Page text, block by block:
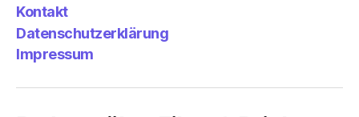
Kontakt
Datenschutzerklärung
Impressum